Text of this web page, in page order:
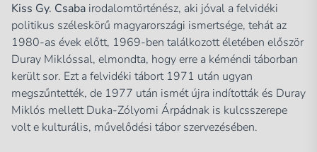
Kiss Gy. Csaba irodalomtörténész, aki jóval a felvidéki
politikus széleskörű magyarországi ismertsége, tehát az
1980-as évek előtt, 1969-ben találkozott életében először
Duray Miklóssal, elmondta, hogy erre a kéméndi táborban
került sor. Ezt a felvidéki tábort 1971 után ugyan
megszűntették, de 1977 után ismét újra indították és Duray
Miklós mellett Duka-Zólyomi Árpádnak is kulcsszerepe
volt e kulturális, művelődési tábor szervezésében.